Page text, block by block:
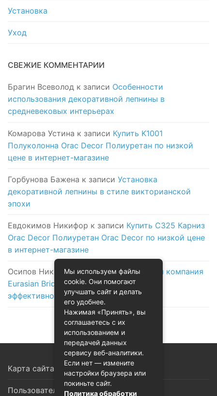
Установка
Уход
СВЕЖИЕ КОММЕНТАРИИ
Брагин Всеволод к записи Особенности
использования декоративной лепнины в
средневековых интерьерах
Комарова Устина к записи Купить K1001
Полуколонна Orac Decor Полиуретан по низкой
цене в интернет-магазине
Горбунова Бажена к записи Установка
декоративной лепнины в стиле викторианской
эпохи
Евдокимов Никифор к записи Купить C325 Карниз
Orac Decor Полиуретан Orac Decor по низкой цене
в интернет-магазине
Осипов Николак записиЛогистическая компания
Eurasian Bridge в Астане: надежность и
эффективность на первом месте
Карта сайта
Пользовательское соглашение
Мы используем файлы
cookie. Они помогают
улучшать сайт и делать
его удобнее.
Нажимая «Принять», вы
соглашаетесь с их
использованием и
передачей данных
сервису веб-аналитики.
Если нет — измените
настройки браузера или
покиньте сайт.
Политика обработки